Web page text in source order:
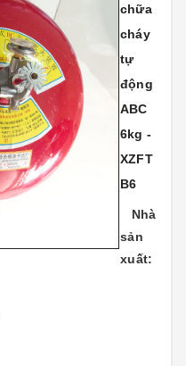
chữa
cháy
tự
động
ABC
6kg -
XZFT
B6
Nhà
sản
xuất: